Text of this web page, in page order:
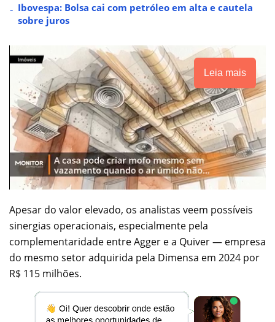
Ibovespa: Bolsa cai com petróleo em alta e cautela
sobre juros
Leia mais
Apesar do valor elevado, os analistas veem possíveis
sinergias operacionais, especialmente pela
complementaridade entre Agger e a Quiver — empresa
do mesmo setor adquirida pela Dimensa em 2024 por
R$ 115 milhões.